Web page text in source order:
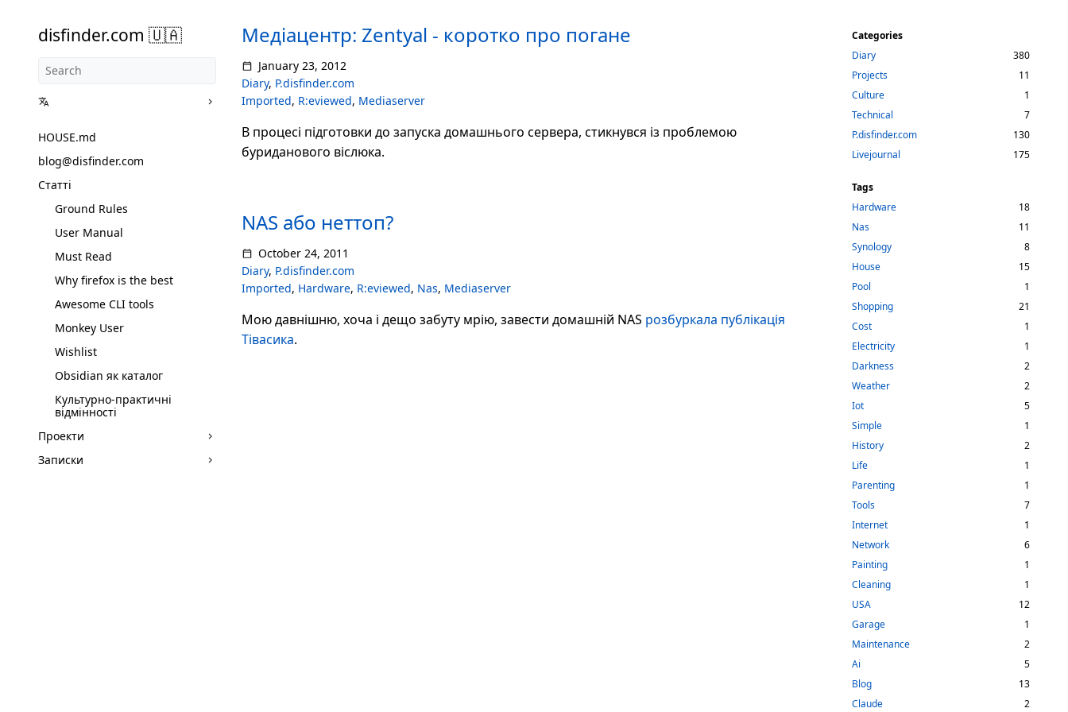
disfinder.com 🇺🇦
HOUSE.md
blog@disfinder.com
Статті
Ground Rules
User Manual
Must Read
Why firefox is the best
Awesome CLI tools
Monkey User
Wishlist
Obsidian як каталог
Культурно-практичні
відмінності
Проекти
Записки
Медіацентр: Zentyal - коротко про погане
January 23, 2012
Diary, P.disfinder.com
Imported, R:eviewed, Mediaserver
В процесі підготовки до запуска домашнього сервера, стикнувся із проблемою
буриданового віслюка.
NAS або неттоп?
October 24, 2011
Diary, P.disfinder.com
Imported, Hardware, R:eviewed, Nas, Mediaserver
Мою давнішню, хоча і дещо забуту мрію, завести домашній NAS розбуркала публікація
Тівасика.
Categories
Diary
380
Projects
11
Culture
1
Technical
7
P.disfinder.com
130
Livejournal
175
Tags
Hardware
18
Nas
11
Synology
8
House
15
Pool
1
Shopping
21
Cost
1
Electricity
1
Darkness
2
Weather
2
Iot
5
Simple
1
History
2
Life
1
Parenting
1
Tools
7
Internet
1
Network
6
Painting
1
Cleaning
1
USA
12
Garage
1
Maintenance
2
Ai
5
Blog
13
Claude
2